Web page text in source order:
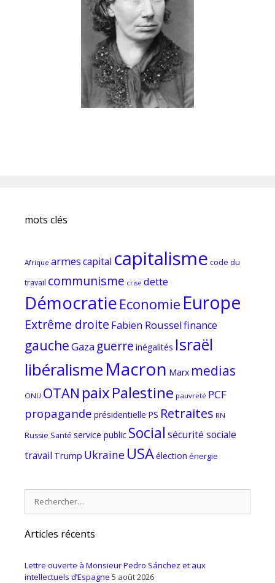
mots clés
Afrique armescapital capitalisme code du
travail communisme crise dette
Démocratie Economie Europe
Extrême droite Fabien Rousselfinance
gaucheGaza guerre inégalités Israël
libéralismeMacron Marx medias
ONU OTAN paixPalestine pauvreté PCF
propagande présidentielle PS Retraites RN
Russie Santé service public Social sécurité sociale
travail Trump Ukraine USAélection énergie
Articles récents
Lettre ouverte à Monsieur Pedro Sánchez et aux
intellectuels d’Espagne 5 août 2026